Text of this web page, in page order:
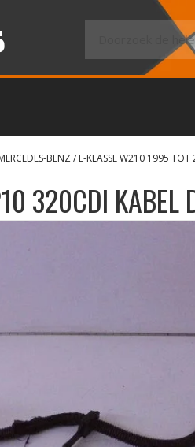
BENZ/ E-KLASSE W210 1995 TOT
320CDI